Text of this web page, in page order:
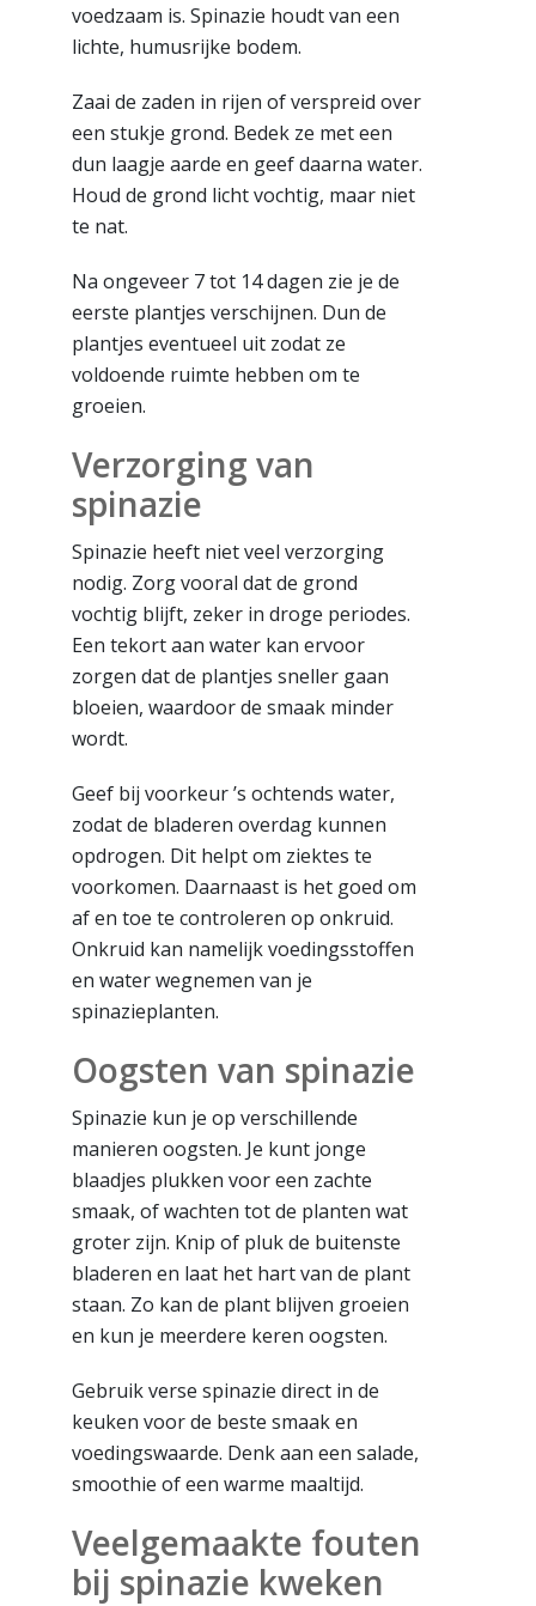
voedzaam is. Spinazie houdt van een
lichte, humusrijke bodem.
Zaai de zaden in rijen of verspreid over
een stukje grond. Bedek ze met een
dun laagje aarde en geef daarna water.
Houd de grond licht vochtig, maar niet
te nat.
Na ongeveer 7 tot 14 dagen zie je de
eerste plantjes verschijnen. Dun de
plantjes eventueel uit zodat ze
voldoende ruimte hebben om te
groeien.
Verzorging van
spinazie
Spinazie heeft niet veel verzorging
nodig. Zorg vooral dat de grond
vochtig blijft, zeker in droge periodes.
Een tekort aan water kan ervoor
zorgen dat de plantjes sneller gaan
bloeien, waardoor de smaak minder
wordt.
Geef bij voorkeur ’s ochtends water,
zodat de bladeren overdag kunnen
opdrogen. Dit helpt om ziektes te
voorkomen. Daarnaast is het goed om
af en toe te controleren op onkruid.
Onkruid kan namelijk voedingsstoffen
en water wegnemen van je
spinazieplanten.
Oogsten van spinazie
Spinazie kun je op verschillende
manieren oogsten. Je kunt jonge
blaadjes plukken voor een zachte
smaak, of wachten tot de planten wat
groter zijn. Knip of pluk de buitenste
bladeren en laat het hart van de plant
staan. Zo kan de plant blijven groeien
en kun je meerdere keren oogsten.
Gebruik verse spinazie direct in de
keuken voor de beste smaak en
voedingswaarde. Denk aan een salade,
smoothie of een warme maaltijd.
Veelgemaakte fouten
bij spinazie kweken